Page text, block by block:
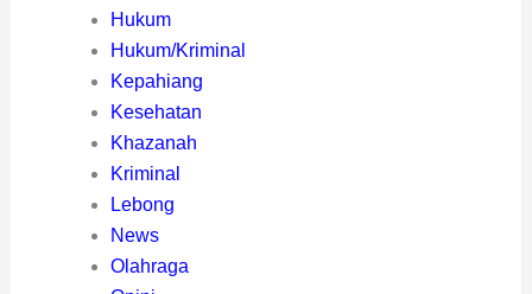
Hukum
Hukum/Kriminal
Kepahiang
Kesehatan
Khazanah
Kriminal
Lebong
News
Olahraga